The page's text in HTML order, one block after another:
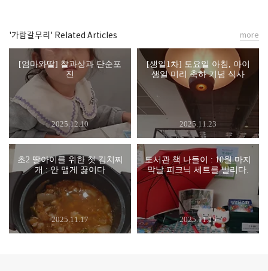
'가람갈무리' Related Articles
[엄마와딸] 찰과상과 단순포
진
2025.12.10
[생일1차] 토요일 아침, 아이
생일 미리 축하 기념 식사
2025.11.23
초2 딸아이를 위한 첫 김치찌
개 : 안 맵게 끓이다
2025.11.17
도서관 책 나들이 : 10월 마지
막날 피크닉 세트를 빌리다.
2025.11.15
more